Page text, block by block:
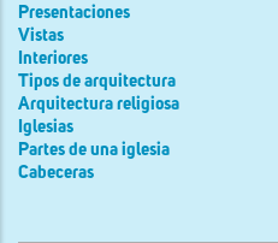
Presentaciones
Vistas
Interiores
Tipos de arquitectura
Arquitectura religiosa
Iglesias
Partes de una iglesia
Cabeceras